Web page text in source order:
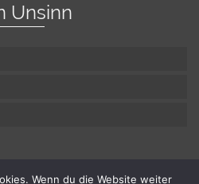
Unsinn
Wenn du die Website weiter